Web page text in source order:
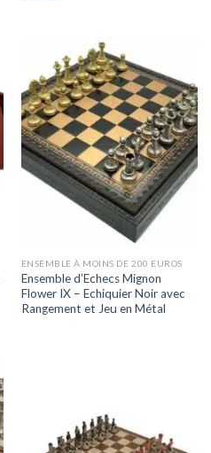
ENSEMBLE À MOINS DE 200 EUROS
Ensemble d’Echecs Mignon
Flower IX – Echiquier Noir avec
Rangement et Jeu en Métal